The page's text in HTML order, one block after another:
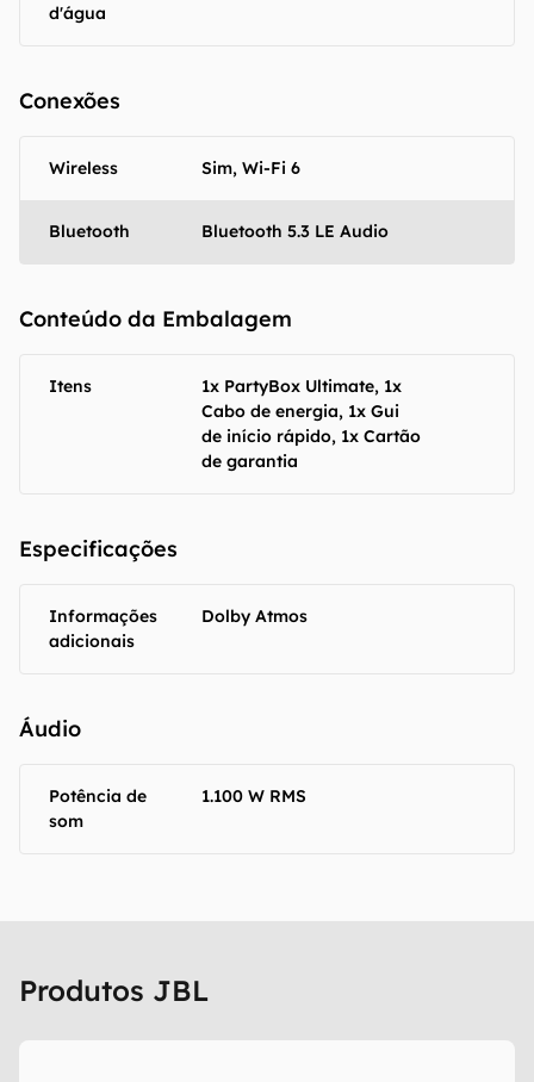
d'água
Conexões
Wireless Sim, Wi-Fi 6
Bluetooth Bluetooth 5.3 LE Audio
Conteúdo da Embalagem
Itens
1x PartyBox Ultimate, 1x
Cabo de energia, 1x Gui
de início rápido, 1x Cartão
de garantia
Especificações
Informações
adicionais
Dolby Atmos
Áudio
Potência de
som
1.100 W RMS
Produtos JBL